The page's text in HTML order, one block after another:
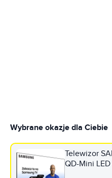
Wybrane okazje dla Ciebie
Telewizor
QD-Mini